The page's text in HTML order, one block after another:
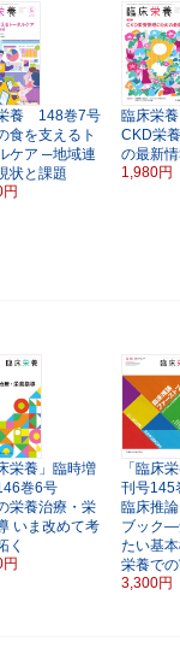
養 148巻7号
食を支えるト
ケア ─地域連
状と課題
臨床栄
CKD栄
の最新
1,980円
栄養」臨時増
巻6号
栄養治療・栄
いま改めて考
く
「臨床
刊号145
臨床推
ブック―
たい基
栄養で
3,300円